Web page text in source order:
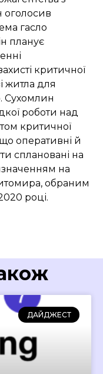
оголосив
гасло
планує
критичної
житла для
Сухомлин
роботи над
критичної
оперативні й
сплановані на
на
обраним
році.
ДАЙДЖЕСТ